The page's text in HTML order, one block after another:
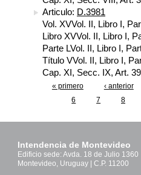
Articulo: D.3981
Vol. XVVol. II, Libro I,
Libro XVVol. II, Libro I,
Parte LVol. II, Libro I,
Título VVol. II, Libro I,
Cap. XI, Secc. IX, Art.
« primero ‹ anterior
6
7 8
Intendencia de Montevideo
Edificio sede: Avda. 18 de Julio 1360
Montevideo, Uruguay | C.P. 11200